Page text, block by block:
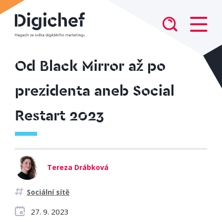
Od Black Mirror až po
prezidenta aneb Social
Restart 2023
Tereza Drábková
Sociální sítě
27. 9. 2023